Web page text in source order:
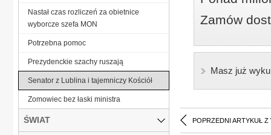
Zamów
Masz już
POPRZEDNI ARTYKUŁ Z
Nastał czas rozliczeń za obietnice
wyborcze szefa MON
Potrzebna pomoc
Prezydenckie szachy ruszają
Senator z Lublina i tajemniczy Kościół
Zomowiec bez łaski ministra
ŚWIAT